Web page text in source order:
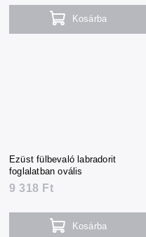
Kosárba
Ezüst fülbevaló labradorit
foglalatban ovális
9 318 Ft
Kosárba